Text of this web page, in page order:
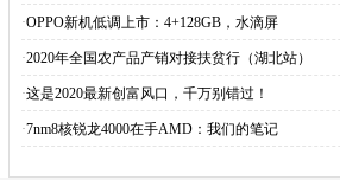
·OPPO新机低调上市：4+128GB，水滴屏
·2020年全国农产品产销对接扶贫行（湖北站）
·这是2020最新创富风口，千万别错过！
·7nm8核锐龙4000在手AMD：我们的笔记